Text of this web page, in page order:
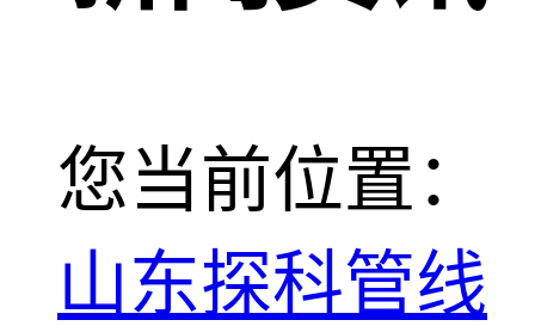
您当前位置：
山东探科管线